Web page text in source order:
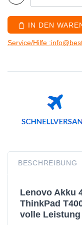
IN DEN
Service/Hilfe
BESCHREIBUNG
Lenovo Akku
ThinkPad
volle